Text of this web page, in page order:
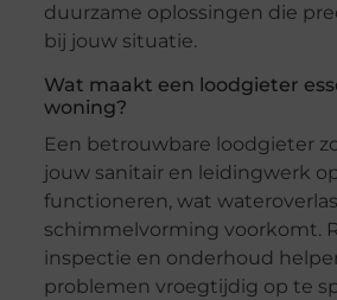
duurzame oplossingen die
bij jouw situatie.
Wat maakt een loodgieter
woning?
Een betrouwbare loodgieter
jouw sanitair en leidingwerk
functioneren, wat
schimmelvorming voorkomt.
inspectie en onderhoud
problemen vroegtijdig op te